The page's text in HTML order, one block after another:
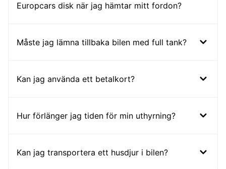
Europcars disk när jag hämtar mitt fordon?
Måste jag lämna tillbaka bilen med full tank?
Kan jag använda ett betalkort?
Hur förlänger jag tiden för min uthyrning?
Kan jag transportera ett husdjur i bilen?